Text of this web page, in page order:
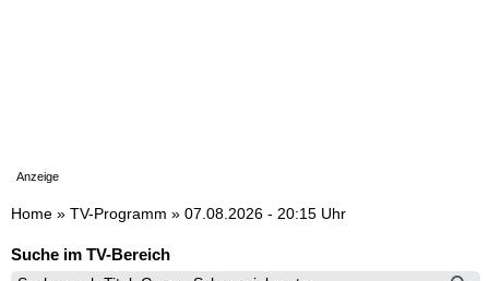
Anzeige
Home » TV-Programm » 07.08.2026 - 20:15 Uhr
Suche im TV-Bereich